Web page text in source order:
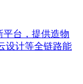
台，提供造物
设计等全链路能